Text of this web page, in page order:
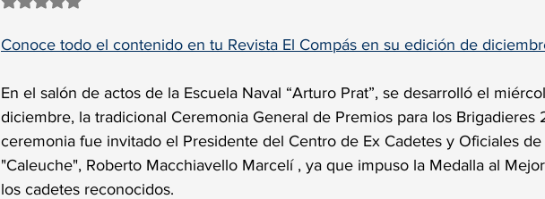
Conoce todo el contenido en tu Revista El Compás en su edición de
En el salón de actos de la Escuela Naval “Arturo Prat”, se desarrolló el
diciembre, la tradicional Ceremonia General de Premios para los Brigadieres
ceremonia fue invitado el Presidente del Centro de Ex Cadetes y Oficiales de
"Caleuche", Roberto Macchiavello Marcelí , ya que impuso la Medalla al
los cadetes reconocidos.